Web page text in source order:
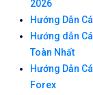
2026
Hướng Dẫn
Hướng dẫn
Toàn Nhất
Hướng Dẫn
Forex